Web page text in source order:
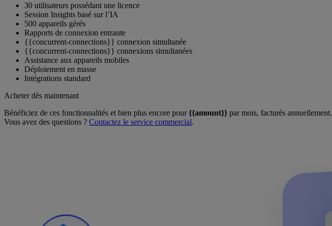
30 utilisateurs possédant une licence
Session Insights basé sur l’IA
500 appareils gérés
Rapports de connexion entrante
{{concurrent-connections}} connexion simultanée
{{concurrent-connections}} connexions simultanées
Assistance aux appareils mobiles
Déploiement en masse
Intégrations standard
Acheter dès maintenant
Bénéficiez de ces fonctionnalités et bien plus encore pour{{amount}} par mois, facturés annuellement.
Vous avez des questions ? Contactez le service commercial.